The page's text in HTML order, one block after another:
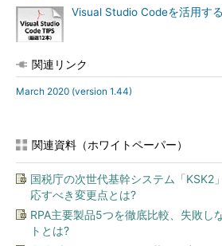
Visual Studio Codeを活用す
関連リンク
March 2020 (version 1.44)
関連資料（ホワイトペーパー）
国税庁の次世代基幹システム「KSK2
応すべき変更点とは?
RPA主要製品5つを徹底比較、失敗し
トとは?